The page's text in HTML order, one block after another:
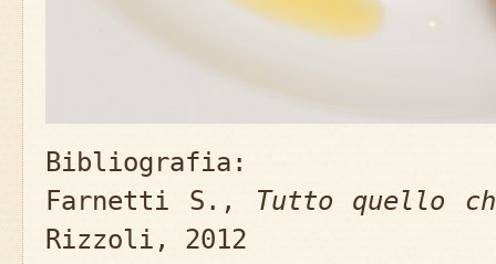
Bibliografia:
Farnetti S., Tutto quello
Rizzoli, 2012